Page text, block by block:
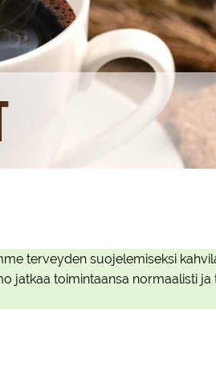
terveyden suojelemiseksi
jatkaa toimintaansa normaalisti